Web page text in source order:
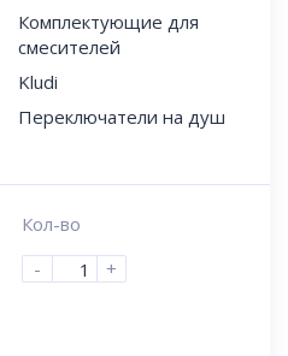
Комплектующие для
смесителей
Kludi
Переключатели на душ
Кол-во
-
+